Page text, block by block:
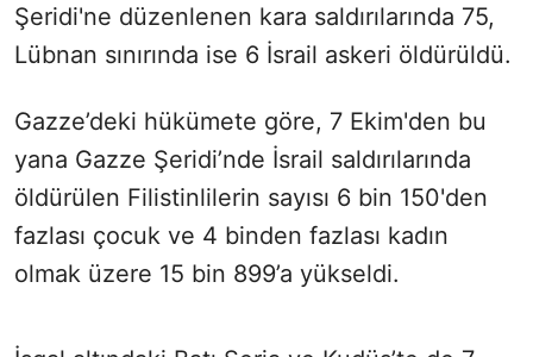
Şeridi'ne düzenlenen kara saldırılarında 75,
Lübnan sınırında ise 6 İsrail askeri öldürüldü.
Gazze’deki hükümete göre, 7 Ekim'den bu
yana Gazze Şeridi’nde İsrail saldırılarında
öldürülen Filistinlilerin sayısı 6 bin 150'den
fazlası çocuk ve 4 binden fazlası kadın
olmak üzere 15 bin 899’a yükseldi.